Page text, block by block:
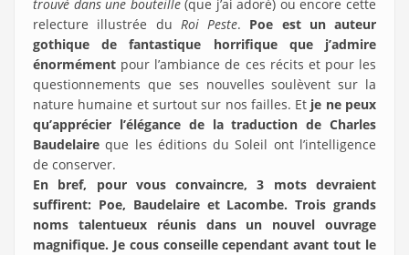
trouvé dans une bouteille(que j’ai adoré) ou encore cette
relecture illustrée du Roi Peste. Poe est un auteur
gothique de fantastique horrifique que j’admire
énormément pour l’ambiance de ces récits et pour les
questionnements que ses nouvelles soulèvent sur la
nature humaine et surtout sur nos failles. Et je ne peux
qu’apprécier l’élégance de la traduction de Charles
Baudelaire que les éditions du Soleil ont l’intelligence
de conserver.
En bref, pour vous convaincre, 3 mots devraient
suffirent: Poe, Baudelaire et Lacombe. Trois grands
noms talentueux réunis dans un nouvel ouvrage
magnifique. Je cous conseille cependant avant tout le